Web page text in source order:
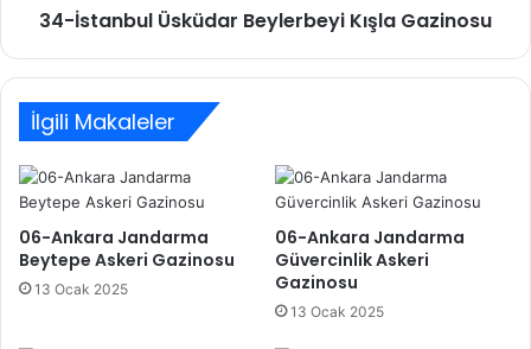
34-İstanbul Üsküdar Beylerbeyi Kışla Gazinosu
İlgili Makaleler
06-Ankara Jandarma
Beytepe Askeri Gazinosu
13 Ocak 2025
06-Ankara Jandarma
Güvercinlik Askeri
Gazinosu
13 Ocak 2025